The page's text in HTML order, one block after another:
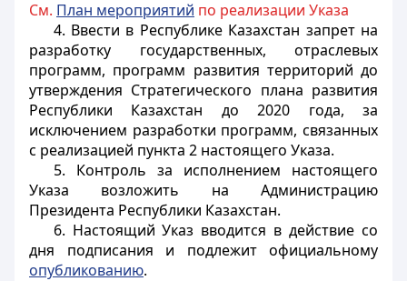
См. План мероприятий по реализации Указа
4. Ввести в Республике Казахстан запрет на
разработку государственных, отраслевых
программ, программ развития территорий до
утверждения Стратегического плана развития
Республики Казахстан до 2020 года, за
исключением разработки программ, связанных
с реализацией пункта 2 настоящего Указа.
5. Контроль за исполнением настоящего
Указа возложить на Администрацию
Президента Республики Казахстан.
6. Настоящий Указ вводится в действие со
дня подписания и подлежит официальному
опубликованию.